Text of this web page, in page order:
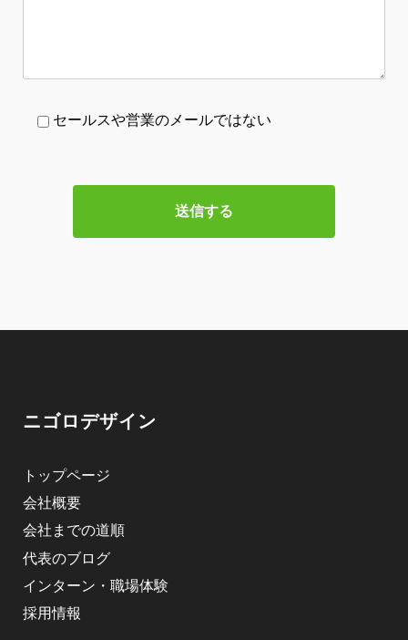
セールスや営業のメールではない
ニゴロデザイン
トップページ
会社概要
会社までの道順
代表のブログ
インターン・職場体験
採用情報